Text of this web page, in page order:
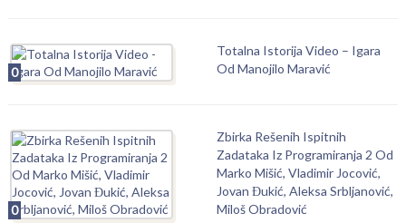
0
Totalna Istorija Video – Igara
Od Manojilo Maravić
0
Zbirka Rešenih Ispitnih
Zadataka Iz Programiranja 2 Od
Marko Mišić, Vladimir Jocović,
Jovan Đukić, Aleksa Srbljanović,
Miloš Obradović